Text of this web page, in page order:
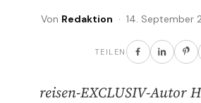
Von Redaktion · 14. September
TEILEN
reisen-EXCLUSIV-Autor